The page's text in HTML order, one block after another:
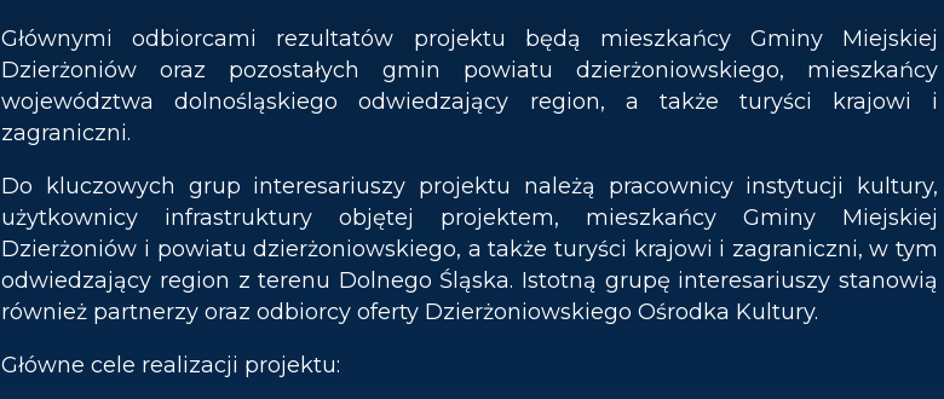
Głównymi odbiorcami rezultatów projektu będą mieszkańcy Gminy Miejskiej
Dzierżoniów oraz pozostałych gmin powiatu dzierżoniowskiego, mieszkańcy
województwa dolnośląskiego odwiedzający region, a także turyści krajowi i
zagraniczni.
Do kluczowych grup interesariuszy projektu należą pracownicy instytucji kultury,
użytkownicy infrastruktury objętej projektem, mieszkańcy Gminy Miejskiej
Dzierżoniów i powiatu dzierżoniowskiego, a także turyści krajowi i zagraniczni, w tym
odwiedzający region z terenu Dolnego Śląska. Istotną grupę interesariuszy stanowią
również partnerzy oraz odbiorcy oferty Dzierżoniowskiego Ośrodka Kultury.
Główne cele realizacji projektu: